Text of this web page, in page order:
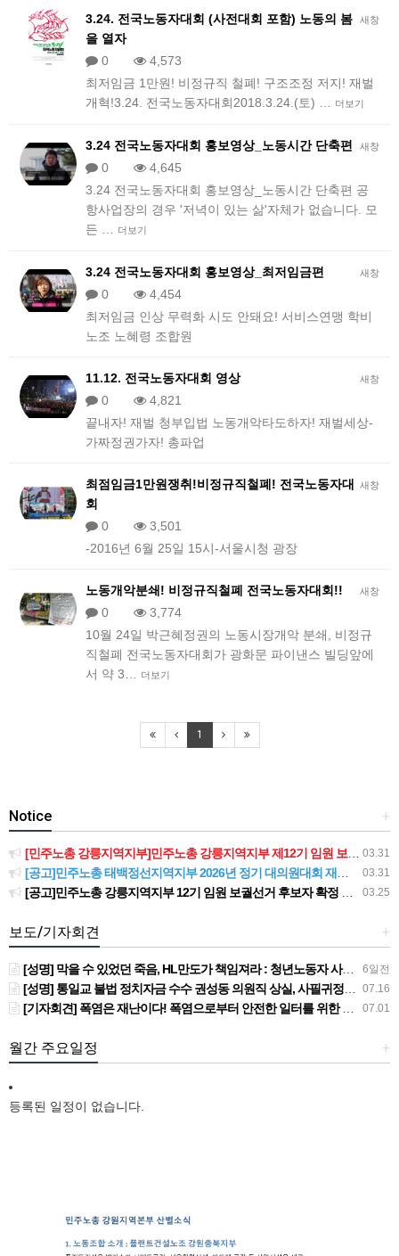
새창
3.24. 전국노동자대회 (사전대회 포함) 노동의 봄
을 열자
0
4,573
최저임금 1만원! 비정규직 철폐! 구조조정 저지! 재벌
개혁!3.24. 전국노동자대회2018.3.24.(토) …
더보기
새창
3.24 전국노동자대회 홍보영상_노동시간 단축편
0
4,645
3.24 전국노동자대회 홍보영상_노동시간 단축편 공
항사업장의 경우 '저녁이 있는 삶'자체가 없습니다. 모
든 …
더보기
새창
3.24 전국노동자대회 홍보영상_최저임금편
0
4,454
최저임금 인상 무력화 시도 안돼요! 서비스연맹 학비
노조 노혜령 조합원
새창
11.12. 전국노동자대회 영상
0
4,821
끝내자! 재벌 청부입법 노동개악타도하자! 재벌세상-
가짜정권가자! 총파업
새창
최점임금1만원쟁취!비정규직철폐! 전국노동자대
회
0
3,501
-2016년 6월 25일 15시-서울시청 광장
새창
노동개악분쇄! 비정규직철폐 전국노동자대회!!
0
3,774
10월 24일 박근혜정권의 노동시장개악 분쇄, 비정규
직철폐 전국노동자대회가 광화문 파이낸스 빌딩앞에
서 약 3…
더보기
1
+
Notice
03.31
[민주노총 강릉지역지부]민주노총 강릉지역지부 제12기 임원 보궐선거결과 공고
03.31
[공고]민주노총 태백정선지역지부 2026년 정기 대의원대회 재소집 건
03.25
[공고]민주노총 강릉지역지부 12기 임원 보궐선거 후보자 확정 공고
+
보도/기자회견
6일전
[성명] 막을 수 있었던 죽음, HL만도가 책임져라 : 청년노동자 사망사고의 철저한 진상규명과 재발방지 대책 마련하라
07.16
[성명] 통일교 불법 정치자금 수수 권성동 의원직 상실, 사필귀정이다
07.01
[기자회견] 폭염은 재난이다! 폭염으로부터 안전한 일터를 위한 민주노총 강원지역본부 폭염감시단 선포 기자회견
+
월간 주요일정
등록된 일정이 없습니다.